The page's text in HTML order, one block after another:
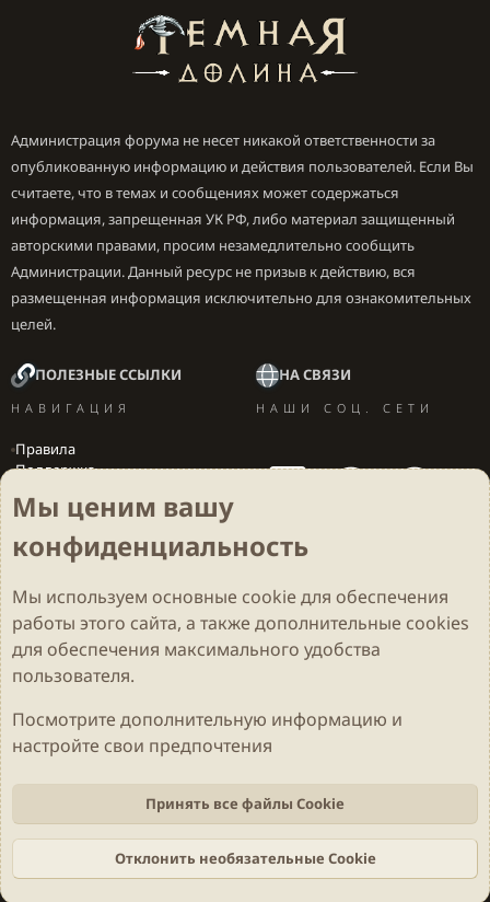
Администрация форума не несет никакой ответственности за
опубликованную информацию и действия пользователей. Если Вы
считаете, что в темах и сообщениях может содержаться
информация, запрещенная УК РФ, либо материал защищенный
авторскими правами, просим незамедлительно сообщить
Администрации. Данный ресурс не призыв к действию, вся
размещенная информация исключительно для ознакомительных
целей.
ПОЛЕЗНЫЕ ССЫЛКИ
НАВИГАЦИЯ
Правила
Поддержка
Локализация игр
НА СВЯЗИ
НАШИ СОЦ. СЕТИ
Cookies Darkdale - Основа [v.2.3.2 rc1] 🔥
Русский (RU)
Обратная связь
Условия и правила
Политика конфиденциальности
Помощь
R
ЛокализацияLiaNdrY
Мы ценим вашу
конфиденциальность
Мы используем основные cookieдля обеспечения
работы этого сайта, а также дополнительные cookies
для обеспечения максимального удобства
пользователя.
Посмотрите дополнительную информацию и
настройте свои предпочтения
Принять все файлы Cookie
Отклонить необязательные Cookie